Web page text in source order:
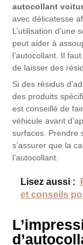
autocollant
avec délicatesse
L’utilisation d’une
peut aider à
l’autocollant. Il
de laisser des
Si des résidus
des produits
est conseillé de
véhicule avant
surfaces. Prendre
s’assurer que la
l’autocollant.
Lisez aussi :
et conseils